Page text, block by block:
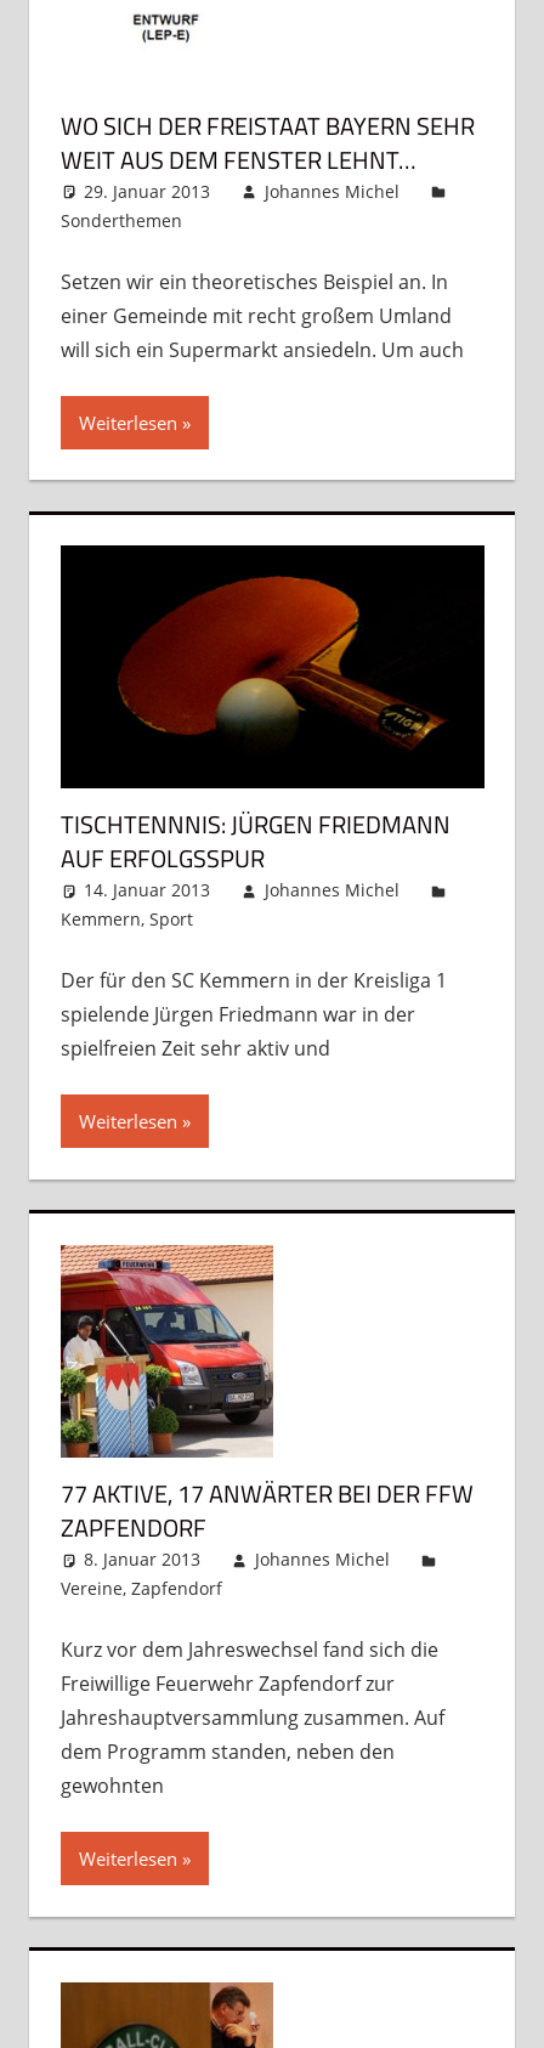
WO SICH DER FREISTAAT BAYERN SEHR
WEIT AUS DEM FENSTER LEHNT…
29. Januar 2013
Johannes Michel
Sonderthemen
Setzen wir ein theoretisches Beispiel an. In
einer Gemeinde mit recht großem Umland
will sich ein Supermarkt ansiedeln. Um auch
Weiterlesen
TISCHTENNNIS: JÜRGEN FRIEDMANN
AUF ERFOLGSSPUR
14. Januar 2013
Johannes Michel
Kemmern, Sport
Der für den SC Kemmern in der Kreisliga 1
spielende Jürgen Friedmann war in der
spielfreien Zeit sehr aktiv und
Weiterlesen
77 AKTIVE, 17 ANWÄRTER BEI DER FFW
ZAPFENDORF
8. Januar 2013
Johannes Michel
Vereine, Zapfendorf
Kurz vor dem Jahreswechsel fand sich die
Freiwillige Feuerwehr Zapfendorf zur
Jahreshauptversammlung zusammen. Auf
dem Programm standen, neben den
gewohnten
Weiterlesen